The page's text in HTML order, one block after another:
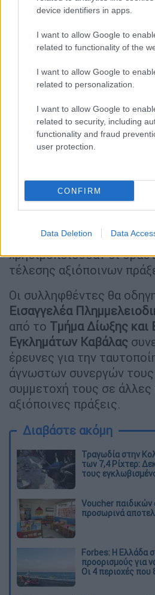
device identifiers in apps.
I want to allow Google to
related to functionality of the
I want to allow Google to
related to personalization.
I want to allow Google to
related to security, including
functionality and fraud
user protection.
CONFIRM
Data Deletion Data
χρηματικό ποσό των
χρυσαφικά,
ιατρούς νοσοκομείων με
τροχαίο ατύχημα και
χειρουργικής επέμβασης,
αστυνομικούς που
υποθάλψουν συγγενικό
οποίο έχει προκαλέσει
ατύχημα.
Στην κατοχή των δύο εκ
βρέθηκαν και
κάνναβης και χρηματικό
κατασχέθηκε ένα
Ι.Χ.Ε. α
χρησιμοποιούσαν οι
τέλεσης αξιόποινων
Οι συλληφθέντες θα
Εισαγγελέα
από το Τμήμα Δίωξης και
Εγκλημάτων Καβάλας
έρευνες για την
άγνωστων συνεργών τους
συμμετοχή τους σε άλλες
αξιόποινες πράξεις.
Διαβάστε ακόμη
Τραγωδία στην
των 7,4 Ρίχτερ:
τους
Voucher παιδικών
προσωρινά
Forbes: Η Ελλάδα
προορισμούς για
Οι 4 περιοχές που